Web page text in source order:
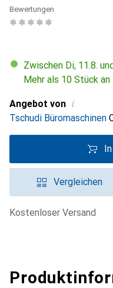
Bewertungen
Zwischen Di, 11.8.
Mehr als 10 Stück
Angebot von i
Tschudi Büromaschinen
Vergleichen
kostenloser Versand